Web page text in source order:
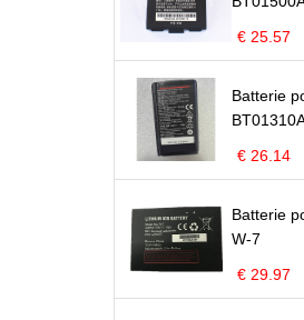
€ 25.57
Batterie
€ 26.14
Batterie
W-7
€ 29.97